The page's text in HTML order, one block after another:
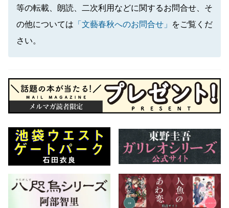
等の転載、朗読、二次利用などに関するお問合せ、そ
の他については 「文藝春秋へのお問合せ」
をご覧くだ
さい。